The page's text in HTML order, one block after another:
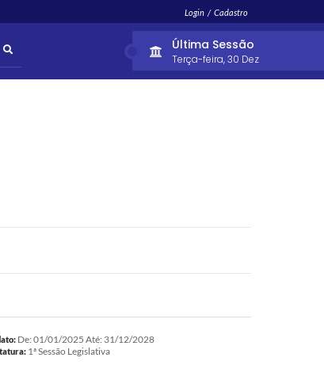
Login / Cadastro
Última Sessão
Terça-feira 30 Dez
De: 01/01/2025 Até: 31/12/2028
1ª Sessão Legislativa